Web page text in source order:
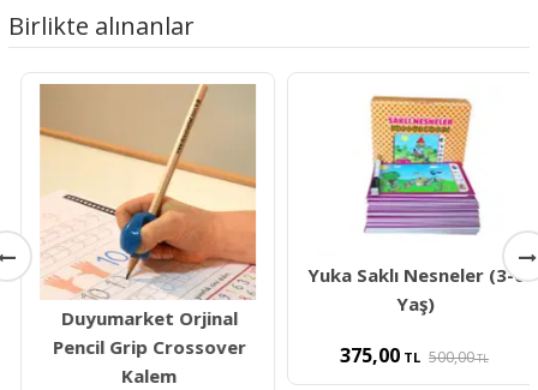
Birlikte alınanlar
Duyumarket Orjinal
Pencil Grip Crossover
Kalem
Yuka Saklı Nesneler (3-6
Yaş)
375,00TL 500,00TL